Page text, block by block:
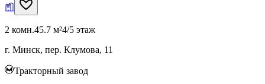
2 комн.45.7 м²4/5 этаж
г. Минск, пер. Клумова, 11
Тракторный завод